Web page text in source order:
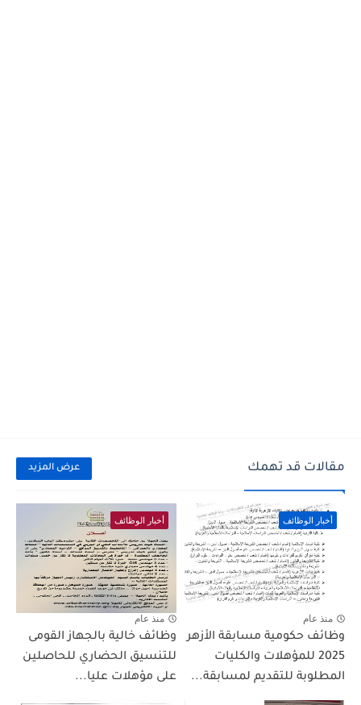
مقالات قد تهمك عرض المزيد
أخبار الوظائف
منذ عام
وظائف حكومية مسابقة الأزهر
2025 للمؤهلات والكليات
المطلوبة للتقديم لمسابقة...
أخبار الوظائف
منذ عام
وظائف خالية بالجهاز القومى
للتنسيق الحضاري للحاصلين
على مؤهلات عليا...